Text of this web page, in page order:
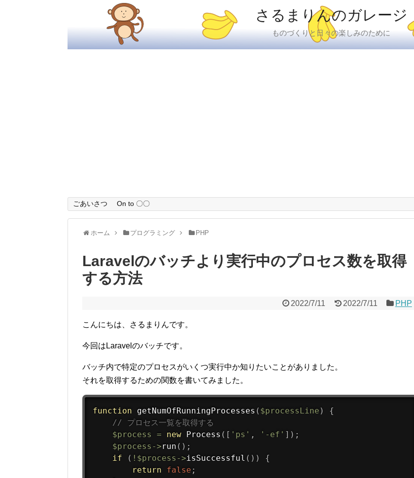
さるまりんのガレージ
ものづくりと日々の楽しみのために
ごあいさつ On to 〇〇
ホーム プログラミング PHP
Laravelのバッチより実行中のプロセス数を取得
する方法
2022/7/11 2022/7/11 PHP
こんにちは、さるまりんです。
今回はLaravelのバッチです。
バッチ内で特定のプロセスがいくつ実行中か知りたいことがありました。
それを取得するための関数を書いてみました。
function getNumOfRunningProcesses ( $processLine )
{
// プロセス一覧を取得する
$process
= new Process ( [ 'ps' , '-ef' ] ) ;
$process ->run ( ) ;
if
( ! $process ->isSuccessful ( ) )
{
return
false ;